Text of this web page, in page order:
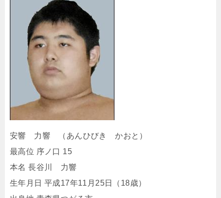
安響 力響 （あんひびき かおと）
最高位 序ノ口 15
本名 長谷川 力響
生年月日 平成17年11月25日（18歳）